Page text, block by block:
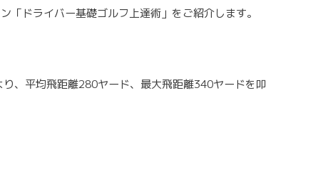
ドライバー基礎ゴルフ上達術」をご紹介します。
、平均飛距離280ヤード、最大飛距離340ヤードを叩